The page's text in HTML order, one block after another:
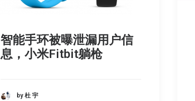
智能手环被曝泄漏用户信
息，小米Fitbit躺枪
by 杜 宇